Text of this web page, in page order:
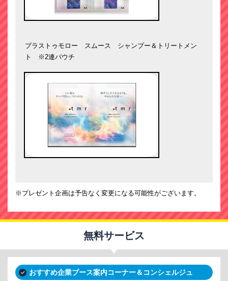
プラストゥモロー スムース シャンプー＆トリートメン
ト ※2連パウチ
※プレゼント企画は予告なく変更になる可能性がございます。
無料サービス
おすすめ企業ブース案内コーナー＆コンシェルジュ